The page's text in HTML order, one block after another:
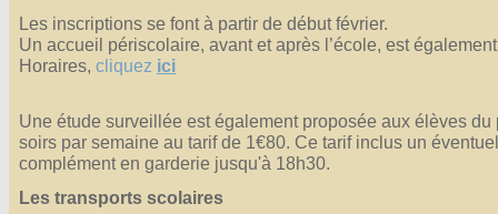
Les inscriptions se font à partir de début février.
Un accueil périscolaire, avant et après l’école, est
Horaires, cliquez ici
Une étude surveillée est également proposée aux élèves du
soirs par semaine au tarif de 1€80. Ce tarif inclus un éventuel
complément en garderie jusqu'à 18h30.
Les transports scolaires